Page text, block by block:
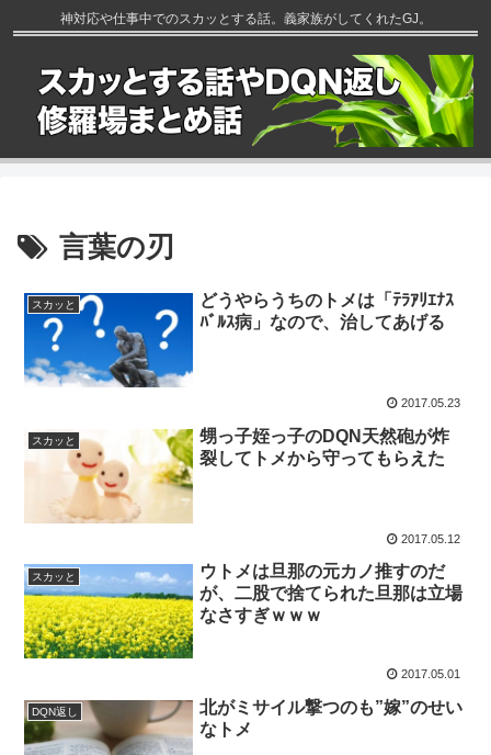
神対応や仕事中でのスカッとする話。義家族がしてくれたGJ。
言葉の刃
スカッと
どうやらうちのトメは「ﾃﾗｱﾘｴﾅｽ
ﾊﾞﾙｽ病」なので、治してあげる
2017.05.23
スカッと
甥っ子姪っ子のDQN天然砲が炸
裂してトメから守ってもらえた
2017.05.12
スカッと
ウトメは旦那の元カノ推すのだ
が、二股で捨てられた旦那は立場
なさすぎｗｗｗ
2017.05.01
DQN返し
北がミサイル撃つのも”嫁”のせい
なトメ